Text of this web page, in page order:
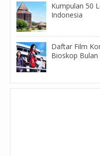
Kumpulan 50
Indonesia
Daftar Film
Bioskop